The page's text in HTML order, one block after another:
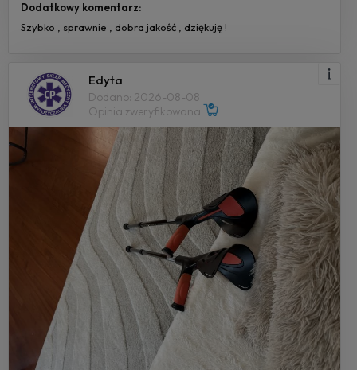
Dodatkowy komentarz:
Szybko , sprawnie , dobra jakość , dziękuję !
Edyta
Dodano: 2026-08-08
Opinia zweryfikowana